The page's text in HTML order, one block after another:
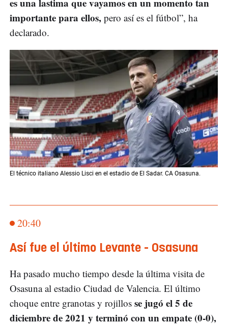
es una lastima que vayamos en un momento tan
importante para ellos, pero así es el fútbol”, ha
declarado.
El técnico italiano Alessio Lisci en el estadio de El Sadar. CA Osasuna.
20:40
Así fue el último Levante - Osasuna
Ha pasado mucho tiempo desde la última visita de
Osasuna al estadio Ciudad de Valencia. El último
choque entre granotas y rojillos se jugó el 5 de
diciembre de 2021 y terminó con un empate (0-0),